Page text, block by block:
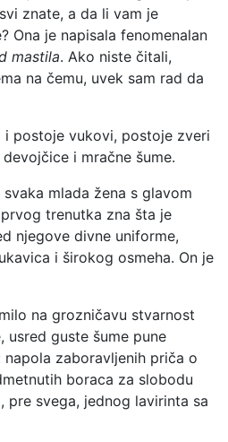
znate, a da li vam je
Ona je napisala fenomenalan
mastila. Ako niste čitali,
na čemu, uvek sam rad da
i postoje vukovi, postoje zveri
i mračne šume.
mlada žena s glavom
trenutka zna šta je
njegove divne uniforme,
i širokog osmeha. On je
na grozničavu stvarnost
usred guste šume pune
zaboravljenih priča o
boraca za slobodu
pre svega, jednog lavirinta sa